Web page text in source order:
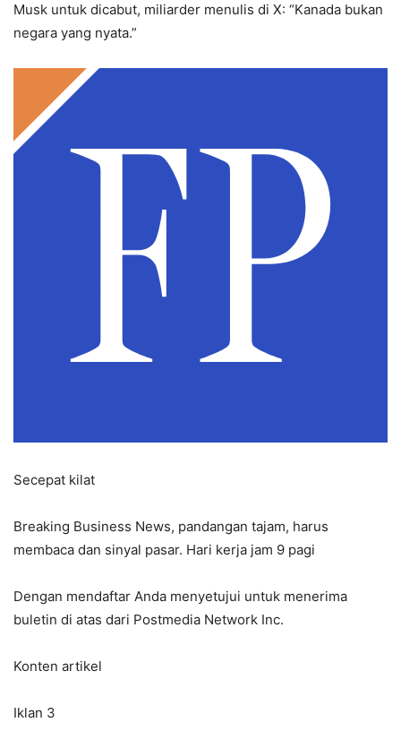
Musk untuk dicabut, miliarder menulis di X: “Kanada bukan
negara yang nyata.”
Secepat kilat
Breaking Business News, pandangan tajam, harus
membaca dan sinyal pasar. Hari kerja jam 9 pagi
Dengan mendaftar Anda menyetujui untuk menerima
buletin di atas dari Postmedia Network Inc.
Konten artikel
Iklan 3